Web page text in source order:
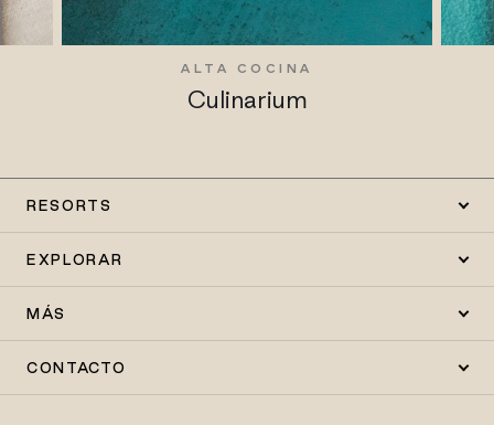
ALTA COCINA
Culinarium
RESORTS
EXPLORAR
MÁS
CONTACTO